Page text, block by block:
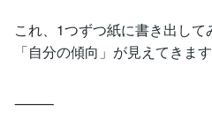
これ、1つずつ紙に書き出し
「自分の傾向」が見えてきます
⸻